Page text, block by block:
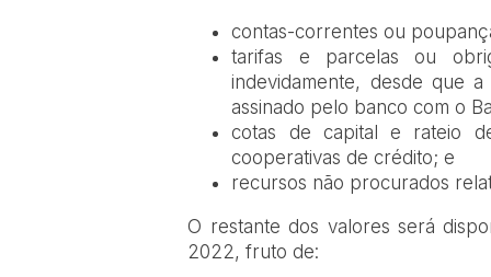
contas-correntes ou
tarifas e parcelas ou
indevidamente, desde que
assinado pelo banco com o
cotas de capital e rateio
cooperativas de crédito; e
recursos não procurados
O restante dos valores será
2022, fruto de: